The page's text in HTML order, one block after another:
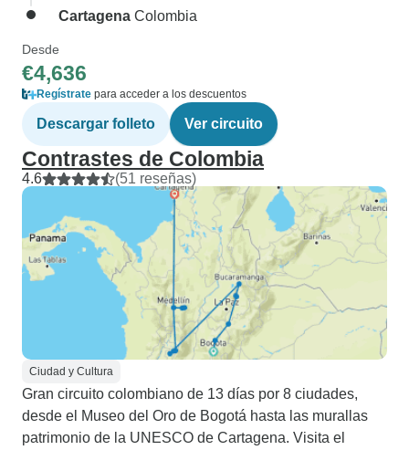
Cartagena Colombia
Desde
€4,636
Regístrate para acceder a los descuentos
Descargar folleto Ver circuito
Contrastes de Colombia
4.6 (51 reseñas)
Ciudad y Cultura
Gran circuito colombiano de 13 días por 8 ciudades,
desde el Museo del Oro de Bogotá hasta las murallas
patrimonio de la UNESCO de Cartagena. Visita el